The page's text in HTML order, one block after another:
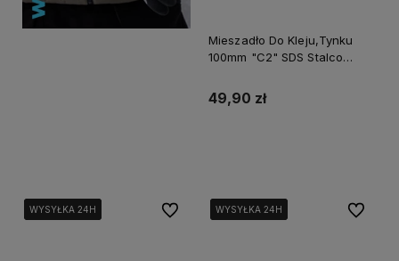
Mieszadło Do Kleju,Tynku
100mm "C2" SDS Stalco
49,90 zł
WYSYŁKA 24H
WYSYŁKA 24H
WYSYŁKA 24H Do ulubionychWYSYŁKA 24H
WYSYŁKA 24H
WYSYŁKA 24H Do